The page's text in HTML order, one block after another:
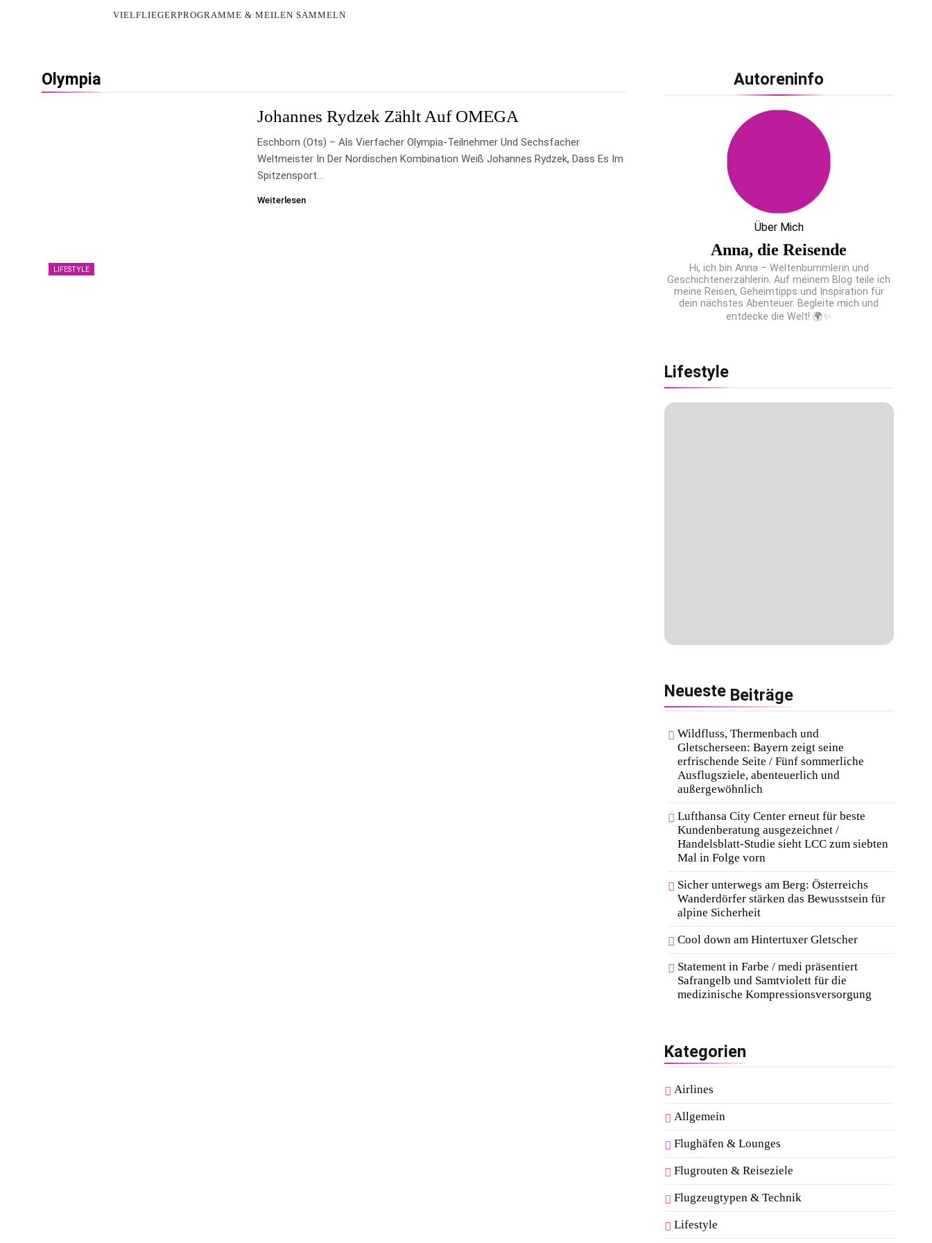
VIELFLIEGERPROGRAMME & MEILEN SAMMELN
Olympia
LIFESTYLE
Johannes Rydzek Zählt Auf OMEGA
Eschborn (ots) – Als Vierfacher Olympia-Teilnehmer Und Sechsfacher
Weltmeister In Der Nordischen Kombination Weiß Johannes Rydzek, Dass Es Im
Spitzensport…
Weiterlesen
Autoreninfo
Über Mich
Anna, die Reisende
Hi, ich bin Anna – Weltenbummlerin und
Geschichtenerzählerin. Auf meinem Blog teile ich
meine Reisen, Geheimtipps und Inspiration für
dein nächstes Abenteuer. Begleite mich und
entdecke die Welt! 🌍✨
Lifestyle
Neueste Beiträge
Wildfluss, Thermenbach und
Gletscherseen: Bayern zeigt seine
erfrischende Seite / Fünf sommerliche
Ausflugsziele, abenteuerlich und
außergewöhnlich
Lufthansa City Center erneut für beste
Kundenberatung ausgezeichnet /
Handelsblatt-Studie sieht LCC zum siebten
Mal in Folge vorn
Sicher unterwegs am Berg: Österreichs
Wanderdörfer stärken das Bewusstsein für
alpine Sicherheit
Cool down am Hintertuxer Gletscher
Statement in Farbe / medi präsentiert
Safrangelb und Samtviolett für die
medizinische Kompressionsversorgung
Kategorien
Airlines
Allgemein
Flughäfen & Lounges
Flugrouten & Reiseziele
Flugzeugtypen & Technik
Lifestyle